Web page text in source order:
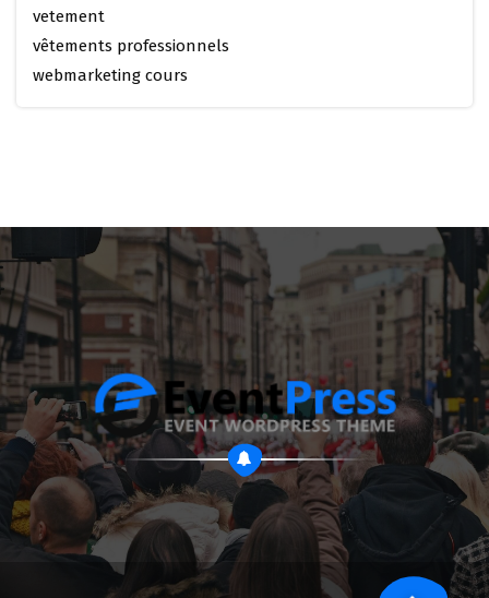
vetement
vêtements professionnels
webmarketing cours